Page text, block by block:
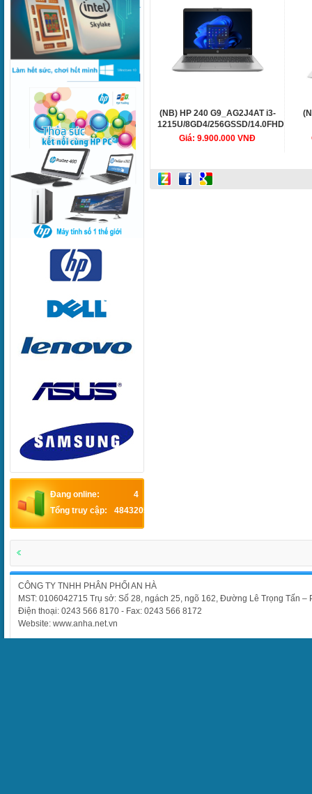
Đang online:
4
Tổng truy cập:
4843205
64,Natural Silver,1Y WT
(NB) HP 240 G9_AG2J4AT i3-
1215U/8GD4/256GSSD/14.0FHD/
Giá: 9.900.000 VNĐ
CÔNG TY TNHH PHÂN PHỐI AN HÀ
MST: 0106042715 Trụ sở: Số 28, ngách 25, ngõ 162, Đường Lê Trọng Tấn
Điện thoại: 0243 566 8170 - Fax: 0243 566 8172
Website: www.anha.net.vn